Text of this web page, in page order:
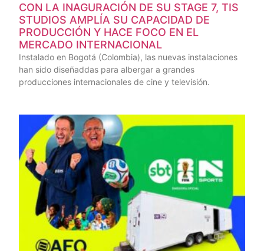
CON LA INAGURACIÓN DE SU STAGE 7, TIS
STUDIOS AMPLÍA SU CAPACIDAD DE
PRODUCCIÓN Y HACE FOCO EN EL
MERCADO INTERNACIONAL
Instalado en Bogotá (Colombia), las nuevas instalaciones
han sido diseñaddas para albergar a grandes
producciones internacionales de cine y televisión.